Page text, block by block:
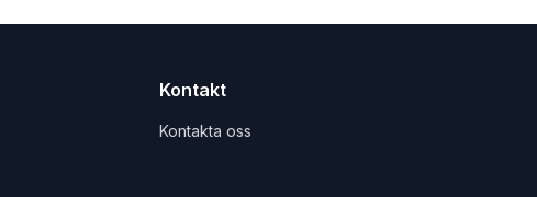
Kontakt
Kontakta oss